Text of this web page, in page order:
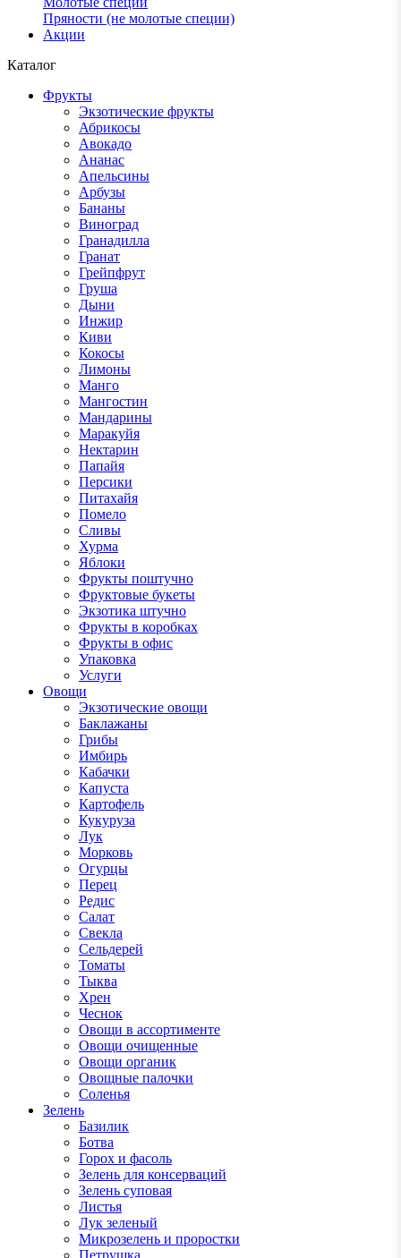
Пряности (не молотые специи)
Акции
Каталог
Фрукты
Экзотические фрукты
Абрикосы
Авокадо
Ананас
Апельсины
Арбузы
Бананы
Виноград
Гранадилла
Гранат
Грейпфрут
Груша
Дыни
Инжир
Киви
Кокосы
Лимоны
Манго
Мангостин
Мандарины
Маракуйя
Нектарин
Папайя
Персики
Питахайя
Помело
Сливы
Хурма
Яблоки
Фрукты поштучно
Фруктовые букеты
Экзотика штучно
Фрукты в коробках
Фрукты в офис
Упаковка
Услуги
Овощи
Экзотические овощи
Баклажаны
Грибы
Имбирь
Кабачки
Капуста
Картофель
Кукуруза
Лук
Морковь
Огурцы
Перец
Редис
Салат
Свекла
Сельдерей
Томаты
Тыква
Хрен
Чеснок
Овощи в ассортименте
Овощи очищенные
Овощи органик
Овощные палочки
Соленья
Зелень
Базилик
Ботва
Горох и фасоль
Зелень для консерваций
Зелень суповая
Листья
Лук зеленый
Микрозелень и проростки